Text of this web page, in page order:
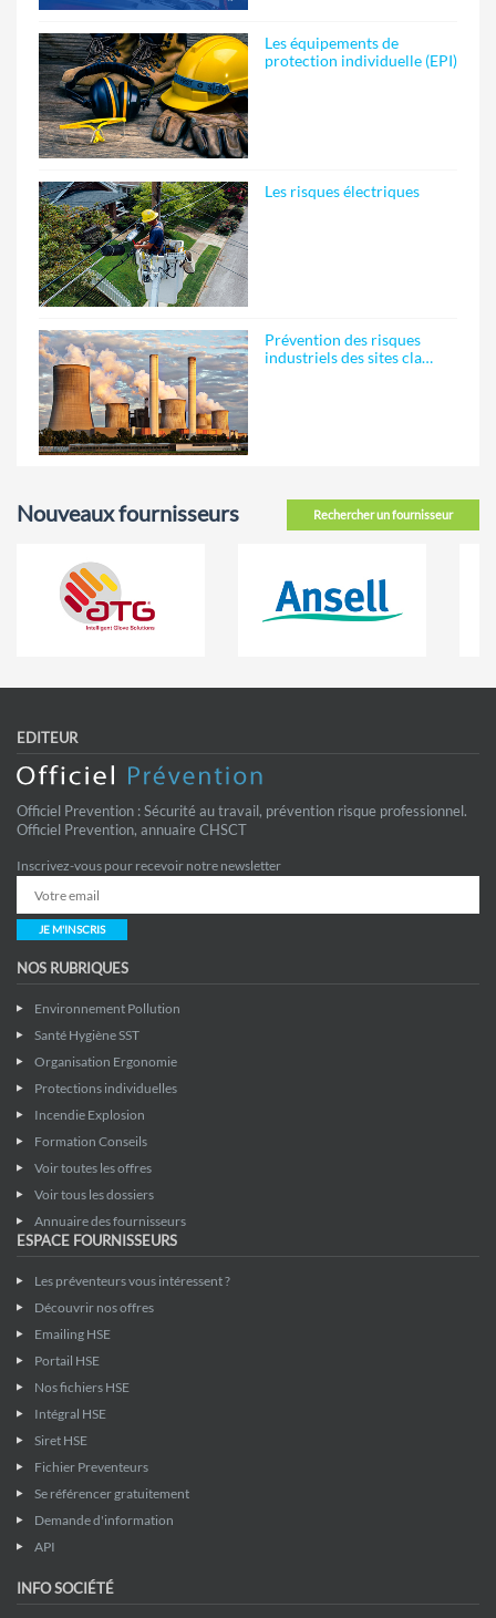
Les équipements de
protection individuelle (EPI)
Les risques électriques
Prévention des risques
industriels des sites cla…
Rechercher un fournisseur
Nouveaux fournisseurs
EDITEUR
Officiel Prevention : Sécurité au travail, prévention risque professionnel.
Officiel Prevention, annuaire CHSCT
Inscrivez-vous pour recevoir notre newsletter
JE M'INSCRIS
NOS RUBRIQUES
Environnement Pollution
Santé Hygiène SST
Organisation Ergonomie
Protections individuelles
Incendie Explosion
Formation Conseils
Voir toutes les offres
Voir tous les dossiers
Annuaire des fournisseurs
ESPACE FOURNISSEURS
Les préventeurs vous intéressent ?
Découvrir nos offres
Emailing HSE
Portail HSE
Nos fichiers HSE
Intégral HSE
Siret HSE
Fichier Preventeurs
Se référencer gratuitement
Demande d'information
API
INFO SOCIÉTÉ